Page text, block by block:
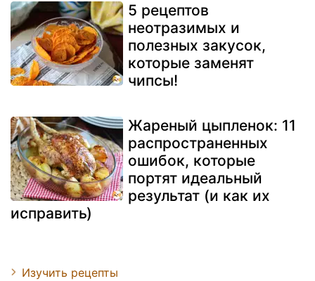
5 рецептов
неотразимых и
полезных закусок,
которые заменят
чипсы!
Жареный цыпленок: 11
распространенных
ошибок, которые
портят идеальный
результат (и как их
исправить)
Изучить рецепты